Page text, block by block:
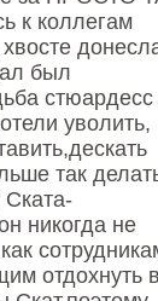
к коллегам
был
стюардесс
уволить,
так
Ската-
не
отдохнуть